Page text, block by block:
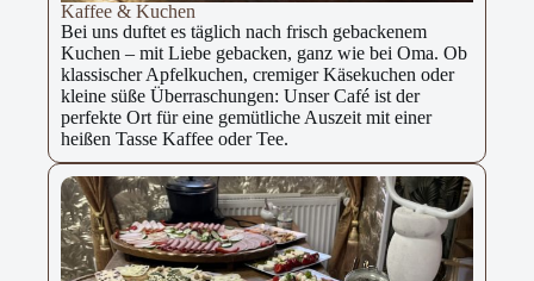
Kaffee & Kuchen
Bei uns duftet es täglich nach frisch gebackenem
Kuchen – mit Liebe gebacken, ganz wie bei Oma. Ob
klassischer Apfelkuchen, cremiger Käsekuchen oder
kleine süße Überraschungen: Unser Café ist der
perfekte Ort für eine gemütliche Auszeit mit einer
heißen Tasse Kaffee oder Tee.